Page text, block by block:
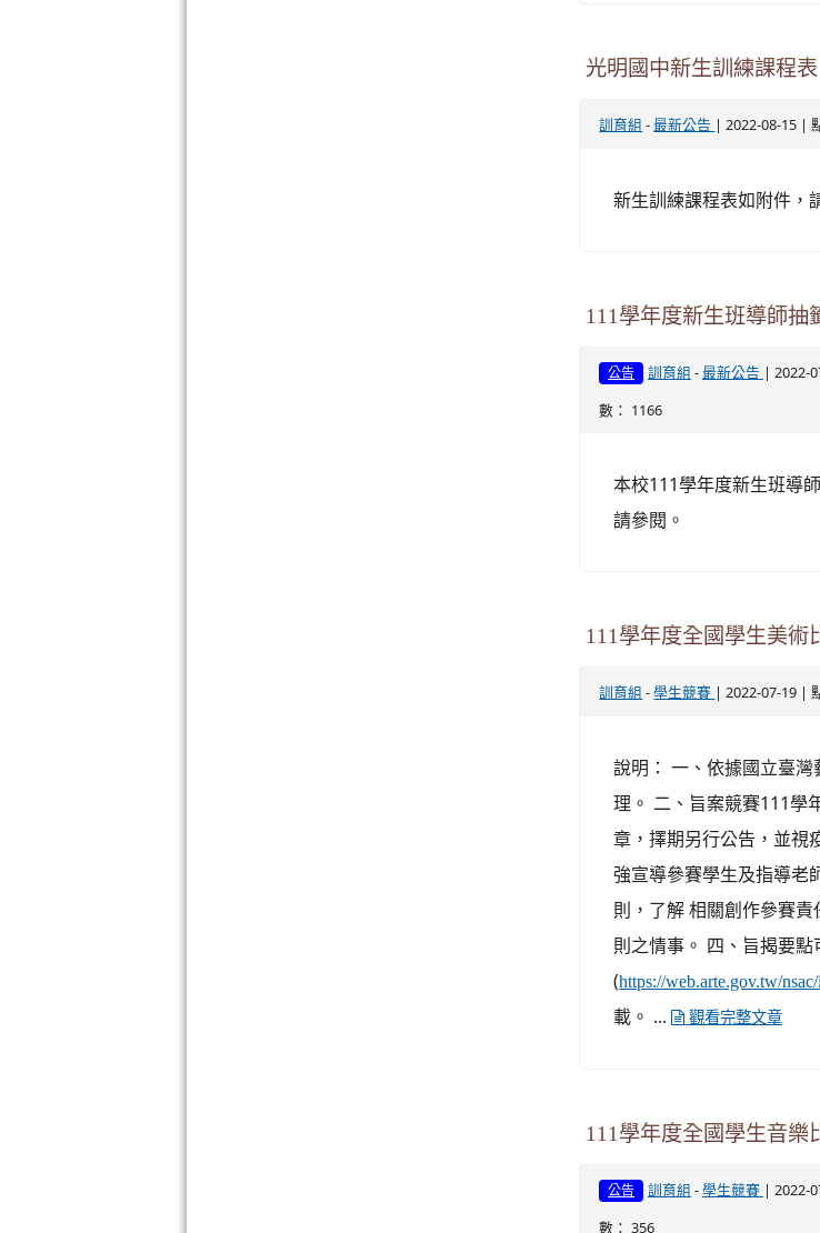
光明國中新生訓練課程表
訓育組 -最新公告 | 2022-08-15 |
新生訓練課程表如附件，
111學年度新生班導師抽
公告 訓育組 - 最新公告 | 2022-
數： 1166
本校111學年度新生班導
請參閱。
111學年度全國學生美術
訓育組 -學生競賽 | 2022-07-19 |
說明： 一、依據國立臺
理。 二、旨案競賽111學
章，擇期另行公告，並視
強宣導參賽學生及指導老
則，了解 相關創作參賽
則之情事。 四、旨揭要
(https://web.arte.gov.tw/
載。 ...
觀看完整文章
111學年度全國學生音樂
公告 訓育組 - 學生競賽 | 2022-
數： 356